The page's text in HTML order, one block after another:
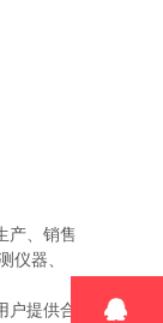
产、销售
仪器、
提供合